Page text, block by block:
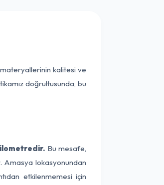
kalitesi ve
doğrultusunda, bu
Bu mesafe,
Amasya lokasyonundan
etkilenmemesi için